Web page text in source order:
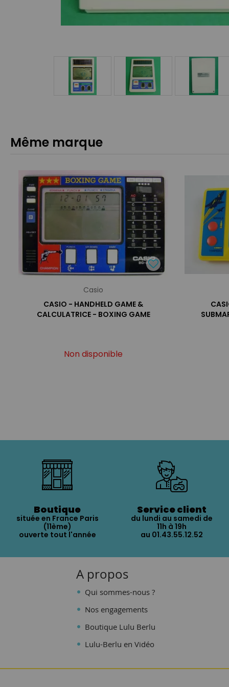
Même marque
Casio
CASIO - HANDHELD GAME &
CALCULATRICE - BOXING GAME
Non disponible
Boutique
située en France Paris
(11ème)
ouverte tout l'année
Service client
du lundi au samedi de
11h à 19h
au 01.43.55.12.52
A propos
Qui sommes-nous ?
Nos engagements
Boutique Lulu Berlu
Lulu-Berlu en Vidéo